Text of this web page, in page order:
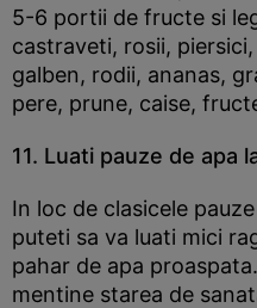
5-6 portii de fructe si
castraveti, rosii,
galben, rodii, ananas,
pere, prune, caise,
11. Luati pauze de apa
In loc de clasicele
puteti sa va luati mici
pahar de apa
mentine starea de